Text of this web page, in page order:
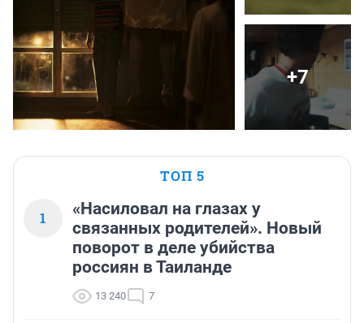
+7
ТОП 5
1
«Насиловал на глазах у
связанных родителей». Новый
поворот в деле убийства
россиян в Таиланде
13 240 7